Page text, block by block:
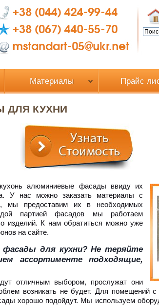
Материалы Прайс
КУХНИ
алюминиевые фасады ввиду их
У нас можно заказать материалы с
мы предоставим их в необходимых
партией фасадов мы работаем
изделий. К нам обратиться можно уже
на сайте.
фасады для кухни? Не теряйте
ассортименте подходящие,
отличным выбором, прослужат они
возникать не будет. Для помещений
хорошо подойдут. Мы используем